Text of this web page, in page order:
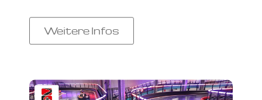
Weitere Infos